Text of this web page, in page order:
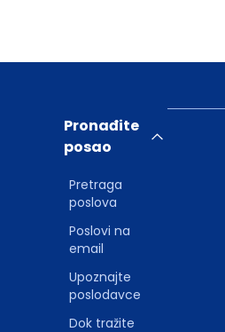
Pronađite
posao
Pretraga
poslova
Poslovi na
email
Upoznajte
poslodavce
Dok tražite